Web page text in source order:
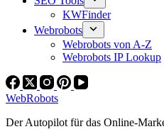
KWFinder
Webrobots
Webrobots von A-Z
Webrobots IP Lookup
WebRobots
Der Autopilot für das Online-